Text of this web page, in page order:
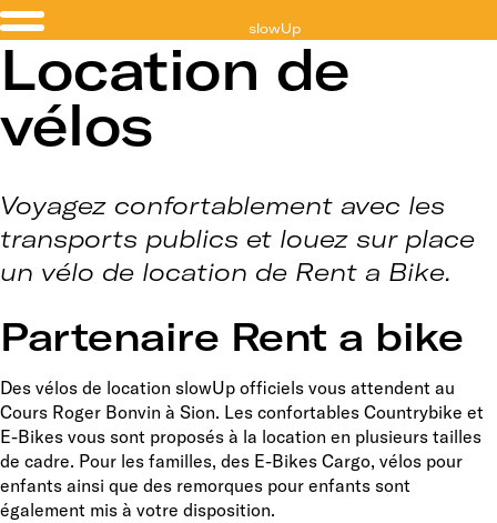
slowUp
Location de
vélos
Voyagez confortablement avec les
transports publics et louez sur place
un vélo de location de Rent a Bike.
Partenaire Rent a bike
Des vélos de location slowUp officiels vous attendent au
Cours Roger Bonvin à Sion. Les confortables Countrybike et
E-Bikes vous sont proposés à la location en plusieurs tailles
de cadre. Pour les familles, des E-Bikes Cargo, vélos pour
enfants ainsi que des remorques pour enfants sont
également mis à votre disposition.